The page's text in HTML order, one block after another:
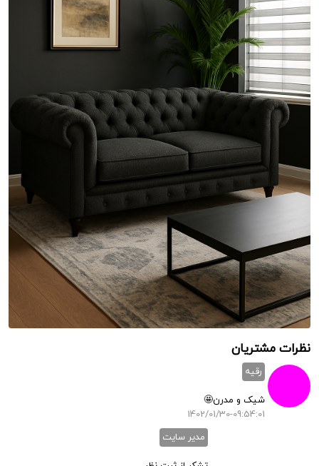
نظرات مشتریان
رقیه
شیک و مدرن🤩
1402/01/30-09:54:01
مدیر سایت